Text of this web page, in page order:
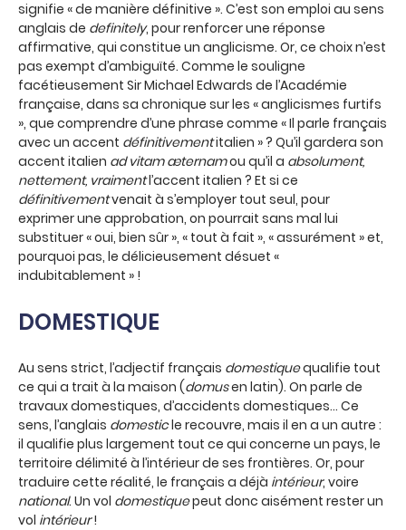
signifie « de manière définitive ». C’est son emploi au sens
anglais de definitely, pour renforcer une réponse
affirmative, qui constitue un anglicisme. Or, ce choix n’est
pas exempt d’ambiguïté. Comme le souligne
facétieusement Sir Michael Edwards de l’Académie
française, dans sa chronique sur les « anglicismes furtifs
», que comprendre d’une phrase comme « Il parle français
avec un accent définitivementitalien » ? Qu’il gardera son
accent italien ad vitam æternamou qu’il a absolument,
nettement, vraimentl’accent italien ? Et si ce
définitivementvenait à s’employer tout seul, pour
exprimer une approbation, on pourrait sans mal lui
substituer « oui, bien sûr », « tout à fait », « assurément » et,
pourquoi pas, le délicieusement désuet «
indubitablement » !
DOMESTIQUE
Au sens strict, l’adjectif français domestiquequalifie tout
ce qui a trait à la maison (domusen latin). On parle de
travaux domestiques, d’accidents domestiques… Ce
sens, l’anglais domesticle recouvre, mais il en a un autre :
il qualifie plus largement tout ce qui concerne un pays, le
territoire délimité à l’intérieur de ses frontières. Or, pour
traduire cette réalité, le français a déjà intérieur, voire
national. Un vol domestiquepeut donc aisément rester un
vol intérieur!